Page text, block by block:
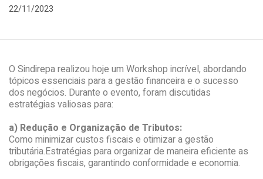
22/11/2023
O Sindirepa realizou hoje um Workshop incrível, abordando
tópicos essenciais para a gestão financeira e o sucesso
dos negócios. Durante o evento, foram discutidas
estratégias valiosas para:
a) Redução e Organização de Tributos:
Como minimizar custos fiscais e otimizar a gestão
tributária.Estratégias para organizar de maneira eficiente as
obrigações fiscais, garantindo conformidade e economia.